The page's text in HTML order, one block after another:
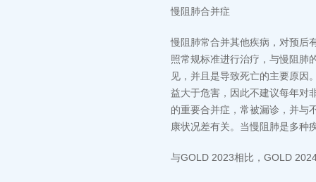
慢阻肺合并症
慢阻肺常合并其他疾病，对预后
照常规标准进行治疗，与慢阻肺
见，并且是导致死亡的主要原因
益大于危害，因此不建议每年对
的重要合并症，常被漏诊，并与
康状况差有关。当慢阻肺是多种
与GOLD 2023相比，GOLD